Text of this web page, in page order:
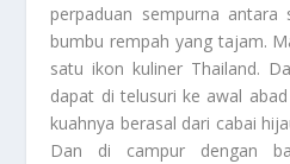
perpaduan sempurna
bumbu rempah yang tajam.
satu ikon kuliner Thailand.
dapat di telusuri ke awal
kuahnya berasal dari cabai
Dan di campur dengan